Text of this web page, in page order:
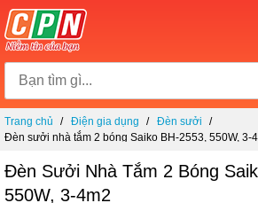
Chuyển
đến
dung
Trang chủ Điện gia dụng
Đèn sưởi
Đèn sưởi nhà tắm 2 bóng Saiko BH-2553, 550W, 3-
Đèn Sưởi Nhà Tắm 2 Bóng
550W, 3-4m2